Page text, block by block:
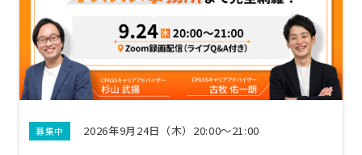
募集中 2026年9月24日（木）20:00～21:00